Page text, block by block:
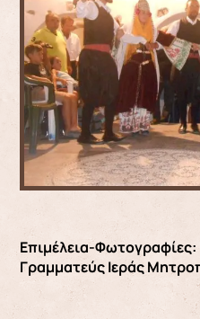
Επιμέλεια-
Γραμματεύς Ιεράς